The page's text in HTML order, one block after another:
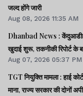
जल्द होंगे जारी
Aug 08, 2026 11:35 AM
Dhanbad News : केंदुआडीह
खुदाई शुरू, तकनीकी रिपोर्ट के
Aug 07, 2026 05:37 PM
TGT नियुक्ति मामला : हाई
माना, राज्य सरकार की दोनों